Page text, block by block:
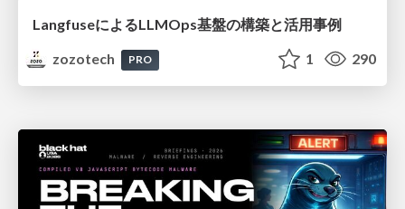
LangfuseによるLLMOps基盤の構築と活用事例
zozotech
PRO 1 290